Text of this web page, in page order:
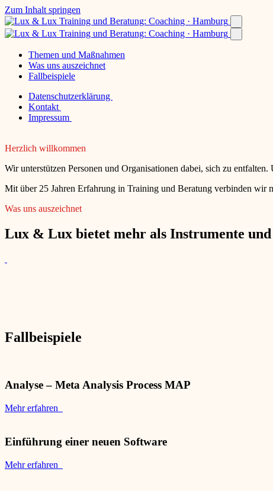
Zum Inhalt springen
Themen und Maßnahmen
Was uns auszeichnet
Fallbeispiele
Datenschutzerklärung
Kontakt
Impressum
Herzlich willkommen
Wir unterstützen Personen und Organisationen dabei, sich zu entfalten.
Mit über 25 Jahren Erfahrung in Training und Beratung verbinden wir
Was uns auszeichnet
Lux & Lux bietet mehr als Instrumente
Fallbeispiele
Analyse – Meta Analysis Process MAP
Mehr erfahren
Einführung einer neuen Software
Mehr erfahren